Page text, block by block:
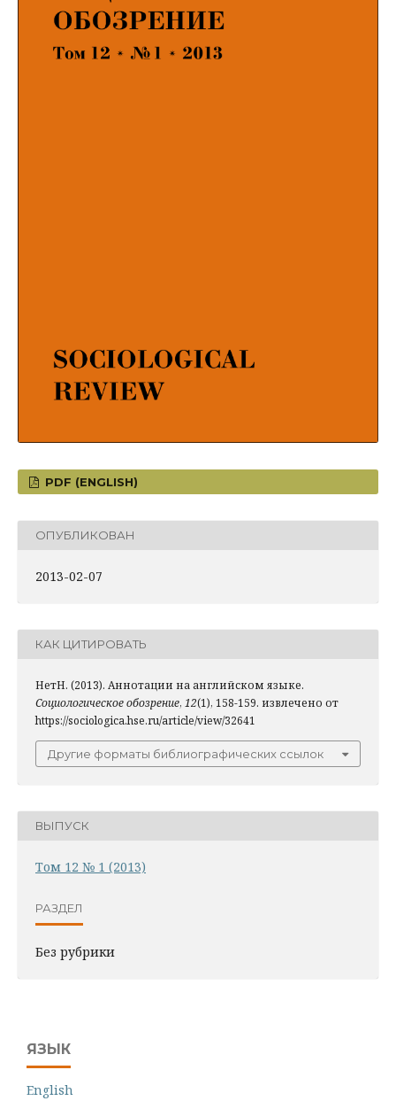
PDF (ENGLISH)
ОПУБЛИКОВАН
2013-02-07
КАК ЦИТИРОВАТЬ
НетН. (2013). Аннотации на английском языке.
Социологическое обозрение, 12(1), 158-159. извлечено от
https://sociologica.hse.ru/article/view/32641
Другие форматы библиографических ссылок
ВЫПУСК
Том 12 № 1 (2013)
РАЗДЕЛ
Без рубрики
ЯЗЫК
English